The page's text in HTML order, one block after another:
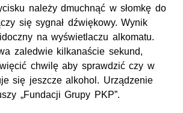
należy dmuchnąć w słomkę do
się sygnał dźwiękowy. Wynik
na wyświetlaczu alkomatu.
zaledwie kilkanaście sekund,
chwilę aby sprawdzić czy w
się jeszcze alkohol. Urządzenie
„Fundacji Grupy PKP”.